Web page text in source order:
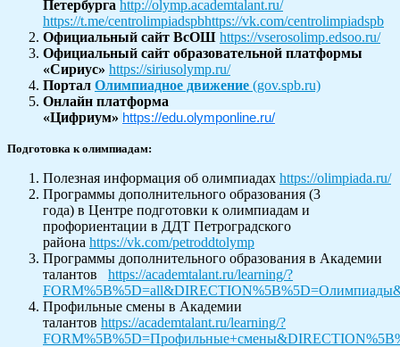
Петербурга http://olymp.academtalant.ru/
https://t.me/centrolimpiadspbhttps://vk.com/centrolimpiadspb
Официальный сайт ВсОШ https://vserosolimp.edsoo.ru/
Официальный сайт образовательной платформы
«Сириус» https://siriusolymp.ru/
Портал Олимпиадное движение (gov.spb.ru)
Онлайн платформа
«Цифриум» https://edu.olymponline.ru/
Подготовка к олимпиадам:
Полезная информация об олимпиадах https://olimpiada.ru/
Программы дополнительного образования (3
года) в Центре подготовки к олимпиадам и
профориентации в ДДТ Петроградского
района https://vk.com/petroddtolymp
Программы дополнительного образования в Академии
талантов https://academtalant.ru/learning/?
Профильные смены в Академии
талантов https://academtalant.ru/learning/?